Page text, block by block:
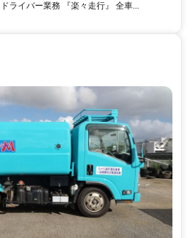
ライバー業務 『楽々走行』 全車...